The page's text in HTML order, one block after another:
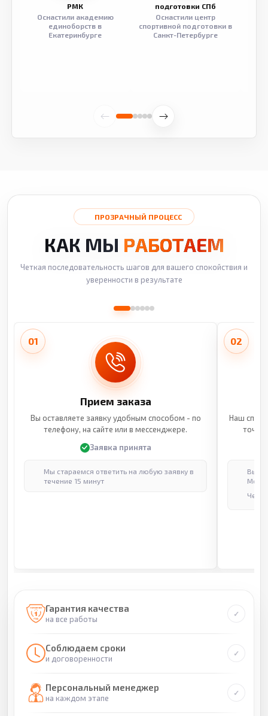
РМК
Оснастили академию
единоборств в
Екатеринбурге
подготовки СПб
Оснастили центр
спортивной подготовки в
Санкт-Петербурге
ПРОЗРАЧНЫЙ ПРОЦЕСС
КАК МЫ РАБОТАЕМ
Четкая последовательность шагов для вашего спокойствия и
уверенности в результате
01
Прием заказа
Вы оставляете заявку удобным способом - по
телефону, на сайте или в мессенджере.
Заявка принята
Мы стараемся ответить на любую заявку в
течение 15 минут
02
Наш
Гарантия качества
на все работы
Соблюдаем сроки
и договоренности
Персональный менеджер
на каждом этапе